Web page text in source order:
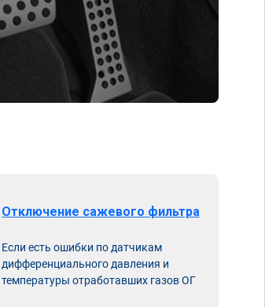
Отключение сажевого фильтра
Если есть ошибки по датчикам
дифференциального давления и
температуры отработавших газов ОГ